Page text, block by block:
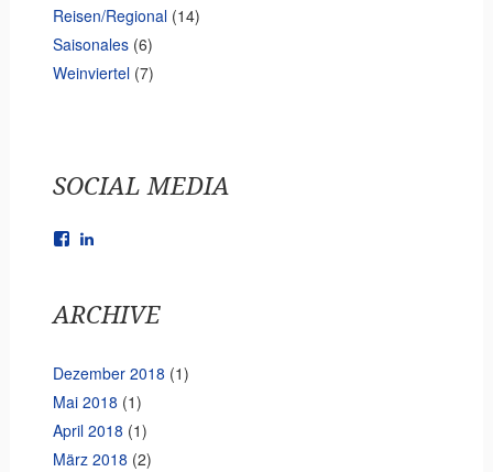
Reisen/Regional(14)
Saisonales(6)
Weinviertel(7)
SOCIAL MEDIA
Facebook
ARCHIVE
Dezember 2018 (1)
Mai 2018 (1)
April 2018 (1)
März 2018 (2)